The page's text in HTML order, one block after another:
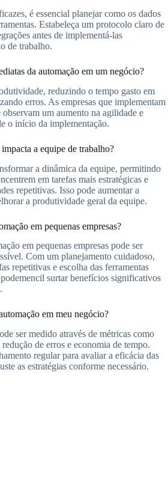
é essencial planejar como os dados
Estabeleça um protocolo claro de
antes de implementá-las
de trabalho.
da automação em um negócio?
reduzindo o tempo gasto em
erros. As empresas que implementam
um aumento na agilidade e
o início da implementação.
a equipe de trabalho?
a dinâmica da equipe, permitindo
em tarefas mais estratégicas e
repetitivas. Isso pode aumentar a
a produtividade geral da equipe.
em pequenas empresas?
em pequenas empresas pode ser
Com um planejamento cuidadoso,
repetitivas e escolha das ferramentas
podemencil surtar benefícios significativos
em meu negócio?
ser medido através de métricas como
de erros e economia de tempo.
regular para avaliar a eficácia das
as estratégias conforme necessário.